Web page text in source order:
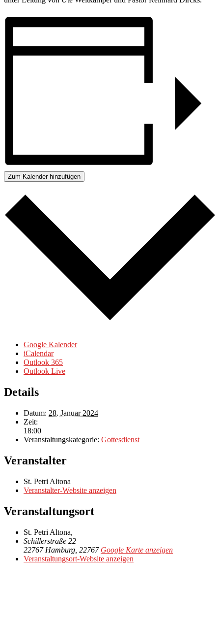
Zum Kalender hinzufügen
Google Kalender
iCalendar
Outlook 365
Outlook Live
Details
Datum: 28. Januar 2024
Zeit:
18:00
Veranstaltungskategorie: Gottesdienst
Veranstalter
St. Petri Altona
Veranstalter-Website anzeigen
Veranstaltungsort
St. Petri Altona,
Schillerstraße 22
22767 Hamburg 22767 Google Karte anzeigen
Veranstaltungsort-Website anzeigen